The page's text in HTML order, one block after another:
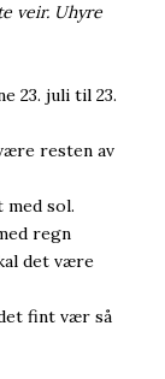
veir. Uhyre
23. juli til 23.
resten av
med sol.
regn
det være
fint vær så